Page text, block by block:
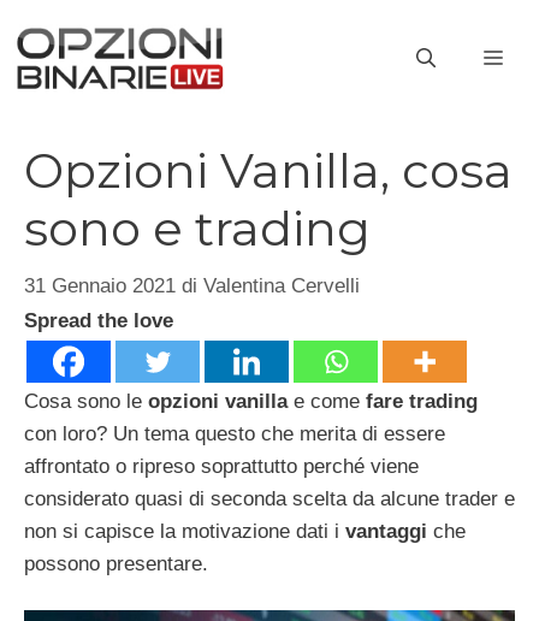
contenuto
Opzioni Vanilla, cosa
sono e trading
31 Gennaio 2021 di Valentina Cervelli
Spread the love
Cosa sono le opzioni vanillae come fare trading
con loro? Un tema questo che merita di essere
affrontato o ripreso soprattutto perché viene
considerato quasi di seconda scelta da alcune trader e
non si capisce la motivazione dati i vantaggi che
possono presentare.